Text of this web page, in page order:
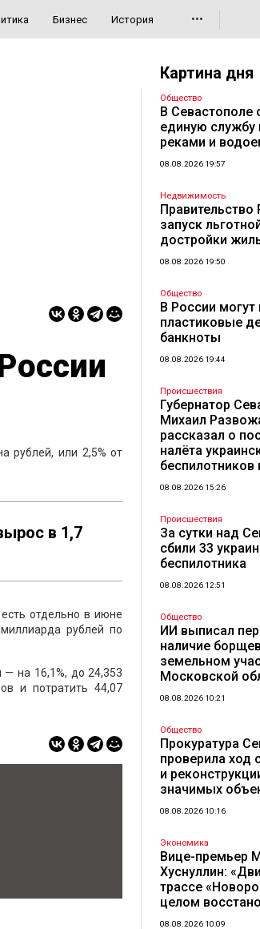
Бизнес История •••
рублей, или 2,5% от
в 1,7
отдельно в июне
рублей по
на 16,1%, до 24,353
и потратить 44,07
Картина дня
Общество
В Севастополе
единую службу
реками и
08.08.2026 19:57
Недвижимость
Правительство
запуск
достройки
08.08.2026 19:50
Общество
В России могут
пластиковые
банкноты
08.08.2026 19:44
Происшествия
Губернатор
Михаил
рассказал о
налёта
беспилотников
08.08.2026 15:26
Происшествия
За сутки над
сбили 33
беспилотника
08.08.2026 12:51
Общество
ИИ выписал
наличие
земельном
Московской
08.08.2026 10:21
Общество
Прокуратура
проверила ход
и
значимых
08.08.2026 10:16
Экономика
Вице-премьер
Хуснуллин:
трассе
целом
08.08.2026 10:09